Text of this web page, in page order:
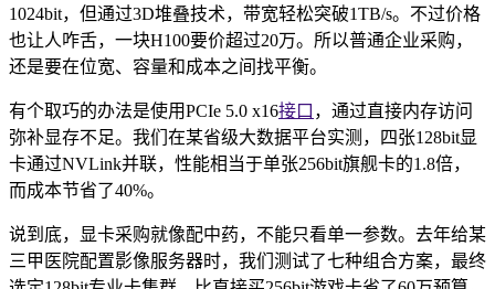
1024bit，但通过3D堆叠技术，带宽轻松突破1TB/s。不过价格
也让人咋舌，一块H100要价超过20万。所以普通企业采购，
还是要在位宽、容量和成本之间找平衡。
有个取巧的办法是使用PCIe 5.0 x16接口 ，通过直接内存访问
弥补显存不足。我们在某省级大数据平台实测，四张128bit显
卡通过NVLink并联，性能相当于单张256bit旗舰卡的1.8倍，
而成本节省了40%。
说到底，显卡采购就像配中药，不能只看单一参数。去年给某
三甲医院配置影像服务器时，我们测试了七种组合方案，最终